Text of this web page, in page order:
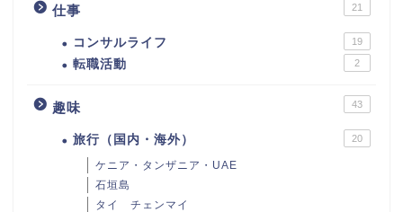
仕事 21
コンサルライフ 19
転職活動 2
趣味 43
旅行（国内・海外） 20
ケニア・タンザニア・UAE
石垣島
タイ チェンマイ